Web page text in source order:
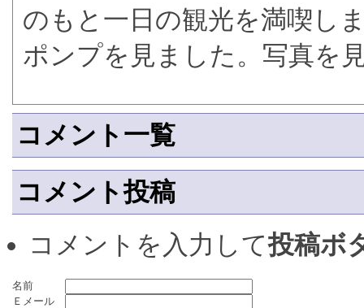
のもと一日の観光を満喫し
ポンプを見ました。写真を
コメント一覧
コメント投稿
コメントを入力して投稿ボ
名前
Ｅメール